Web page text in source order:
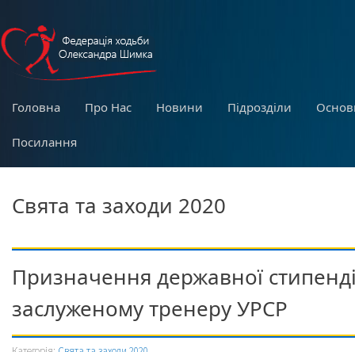
Головна Про Нас Новини Підрозділи
Посилання
Свята та заходи 2020
Призначення державної
заслуженому тренеру УРСР